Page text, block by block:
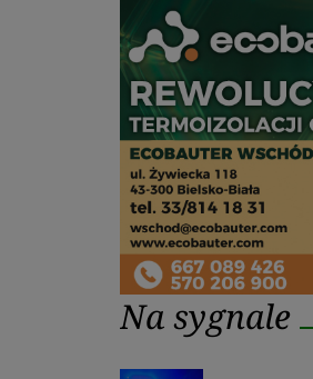
Na sygnale